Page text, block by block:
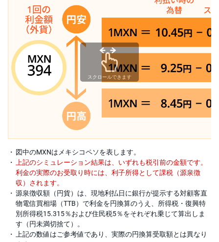
スクロールできます
図中のMXNはメキシコペソを表します。
上記のシミュレーション結果は、いずれも税引前の金額です。
利金の実際のお受取り時には、利子所得として課税（源泉徴
収）されます。
源泉徴収額（円貨）は、現地利払日に銀行が提示する対顧客直
物電信買相場（TTB）で利金を円換算のうえ、所得税・復興特
別所得税15.315％および住民税5％をそれぞれ乗じて算出しま
す（円未満切捨て）。
上記の数値はご参考値であり、実際の円換算受取額とは異なり